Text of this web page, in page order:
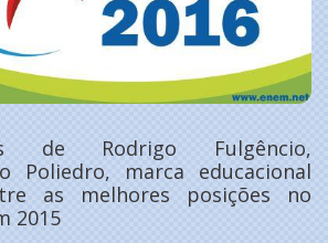
de Rodrigo Fulgêncio,
Poliedro, marca educacional
as melhores posições no
2015